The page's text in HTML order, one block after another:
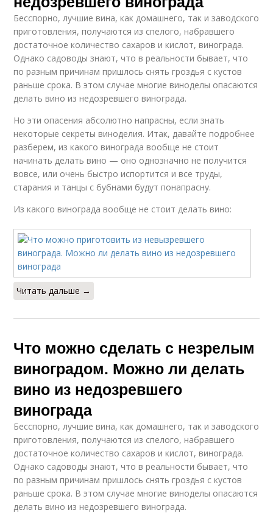
Бесспорно, лучшие вина, как домашнего, так и заводского
приготовления, получаются из спелого, набравшего
достаточное количество сахаров и кислот, винограда.
Однако садоводы знают, что в реальности бывает, что
по разным причинам пришлось снять гроздья с кустов
раньше срока. В этом случае многие виноделы опасаются
делать вино из недозревшего винограда.
Но эти опасения абсолютно напрасны, если знать
некоторые секреты виноделия. Итак, давайте подробнее
разберем, из какого винограда вообще не стоит
начинать делать вино — оно однозначно не получится
вовсе, или очень быстро испортится и все труды,
старания и танцы с бубнами будут понапрасну.
Из какого винограда вообще не стоит делать вино:
Читать дальше →
Что можно сделать с незрелым
виноградом. Можно ли делать
вино из недозревшего
винограда
Бесспорно, лучшие вина, как домашнего, так и заводского
приготовления, получаются из спелого, набравшего
достаточное количество сахаров и кислот, винограда.
Однако садоводы знают, что в реальности бывает, что
по разным причинам пришлось снять гроздья с кустов
раньше срока. В этом случае многие виноделы опасаются
делать вино из недозревшего винограда.